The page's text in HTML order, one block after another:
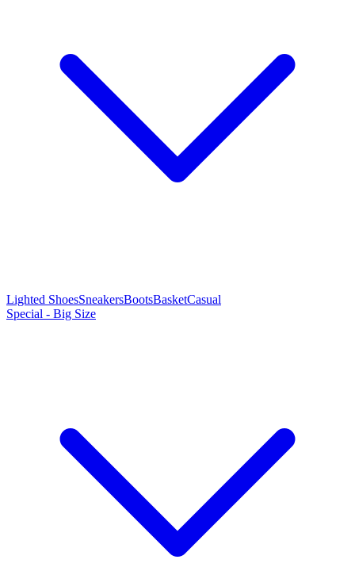
Lighted ShoesSneakersBootsBasketCasual
Special - Big Size